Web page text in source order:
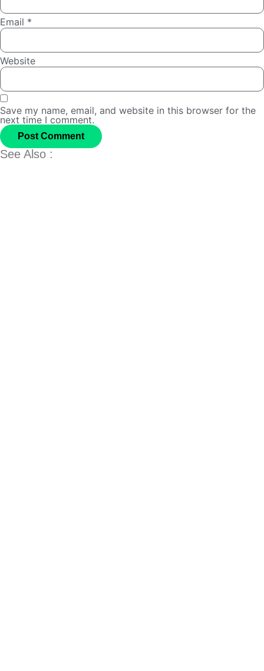
Email *
Website
Save my name, email, and website in this browser for the
next time I comment.
See Also :